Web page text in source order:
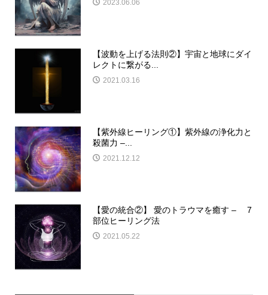
2023.06.06
【波動を上げる法則②】宇宙と地球にダイ
レクトに繋がる...
2021.03.16
【紫外線ヒーリング①】紫外線の浄化力と
殺菌力 –...
2021.12.12
【愛の統合②】 愛のトラウマを癒す – 7
部位ヒーリング法
2021.05.22